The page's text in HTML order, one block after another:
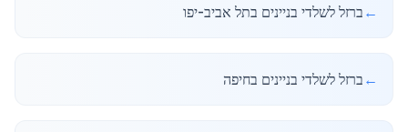
← ברזל לשלדי בניינים בתל אביב-יפו
← ברזל לשלדי בניינים בחיפה